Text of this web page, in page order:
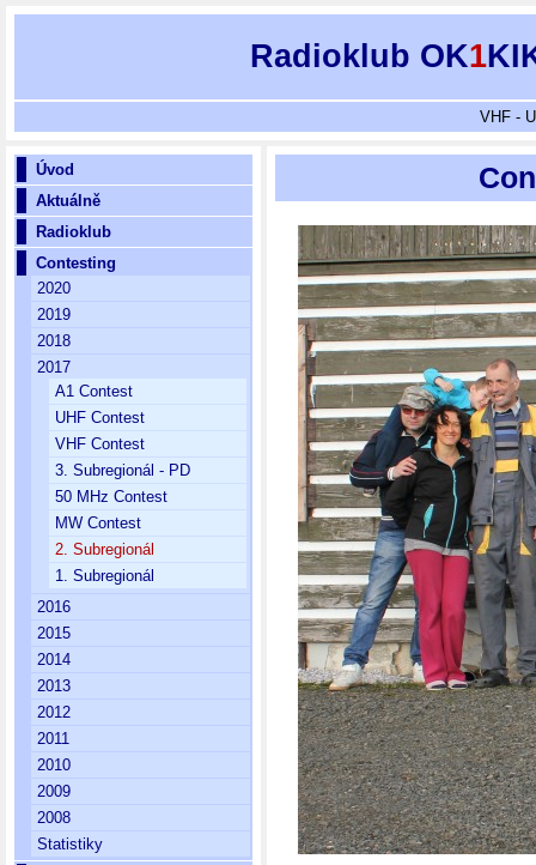
Radioklub OK1
VHF -
Úvod
Aktuálně
Radioklub
Contesting
2020
2019
2018
2017
A1 Contest
UHF Contest
VHF Contest
3. Subregionál - PD
50 MHz Contest
MW Contest
2. Subregionál
1. Subregionál
2016
2015
2014
2013
2012
2011
2010
2009
2008
Statistiky